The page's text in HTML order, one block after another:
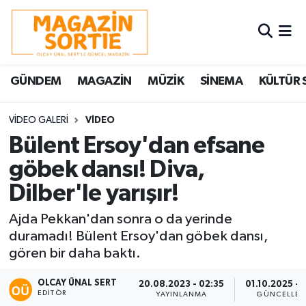
GÜNDEM MAGAZİN MÜZİK SİNEMA KÜLTÜR
VIDEO GALERI VIDEO
Bülent Ersoy'dan efsane
göbek dansı! Diva,
Dilber'le yarışır!
Ajda Pekkan'dan sonra o da yerinde
duramadı! Bülent Ersoy'dan göbek dansı,
gören bir daha baktı.
OLCAY ÜNAL SERT
EDITÖR
20.08.2023 - 02:35
YAYINLANMA
01.10.2025 -
Nöbetçi Eczaneler
Hava Durumu
Trafik Durumu
Süper Lig Puan Durumu ve Fikstür
Tüm Manşetler
Son Dakika Haberleri
Haber Arşivi